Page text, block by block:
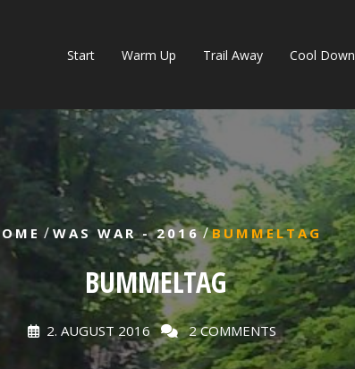
Start Warm Up Trail Away Cool Down
/ WAS WAR - 2016/BUMMELTAG
BUMMELTAG
2. AUGUST 2016 2 COMMENTS